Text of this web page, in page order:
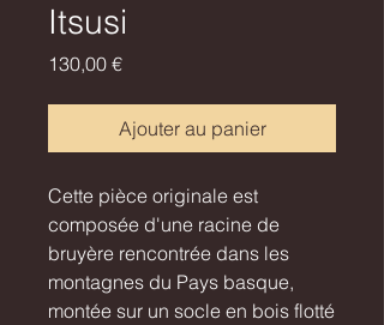
Itsusi
130,00 €Prix
Ajouter au panier
Cette pièce originale est
composée d'une racine de
bruyère rencontrée dans les
montagnes du Pays basque,
montée sur un socle en bois flotté